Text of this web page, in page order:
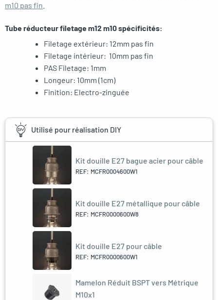
m10 pas fin
Tube réducteur filetage m12 m10 spécificités:
Filetage extérieur: 12mm pas fin
Filetage intérieur: 10mm pas fin
PAS Filetage: 1mm
Longeur: 10mm (1cm)
Finition: Electro-zinguée
Utilisé pour réalisation DIY
Kit douille E27 bague acier pour câble
REF: MCFR0004600W1
Kit douille E27 métallique pour câble
REF: MCFR0000600W8
Kit douille E27 pour câble
REF: MCFR0000600W1
Mamelon Réduit BSPT vers Métrique
M10x1